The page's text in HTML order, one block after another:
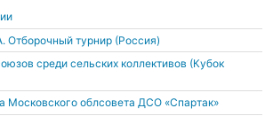
Отборочный турнир (Россия)
среди сельских коллективов (Кубок
Московского облсовета ДСО «Спартак»